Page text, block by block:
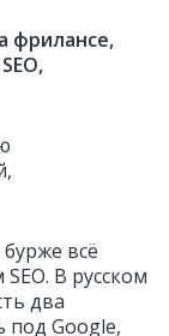
фрилансе,
всё
В русском
два
под Google,